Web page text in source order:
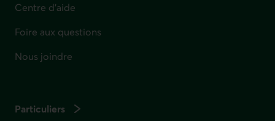
Centre d'aide
Foire aux questions
Nous joindre
Particuliers